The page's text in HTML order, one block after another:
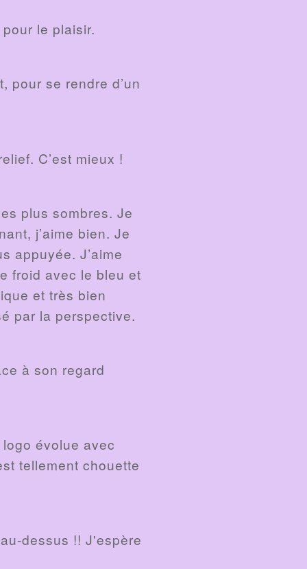
le plaisir.
pour se rendre d’un
C’est mieux !
plus sombres. Je
j’aime bien. Je
appuyée. J’aime
froid avec le bleu et
et très bien
par la perspective.
à son regard
évolue avec
tellement chouette
dessus !! J'espère